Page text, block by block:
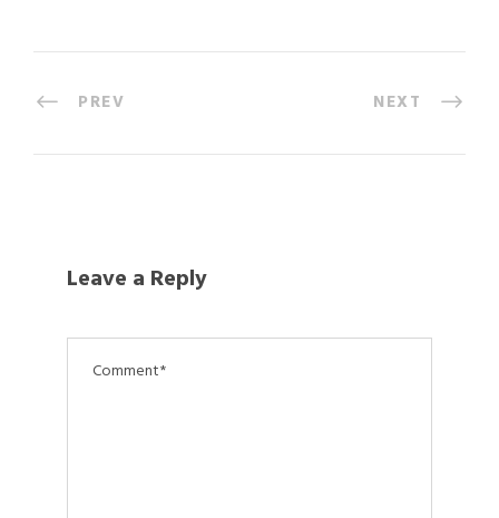
PREV NEXT
Leave a Reply